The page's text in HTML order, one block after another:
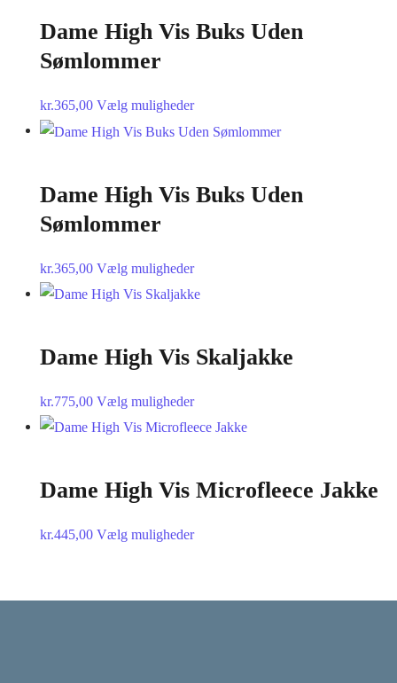
Dame High Vis Buks Uden
Sømlommer
kr.365,00 Vælg mulighederDette
vare
varianter.
på
Dame High Vis Buks Uden
Sømlommer
kr.365,00 Vælg mulighederDette
vare
varianter.
varesiden
Dame High Vis Skaljakke
kr.775,00 Vælg mulighederDette
vare
varianter.
på
Dame High Vis Microfleece Jakke
kr.445,00 Vælg mulighederDette